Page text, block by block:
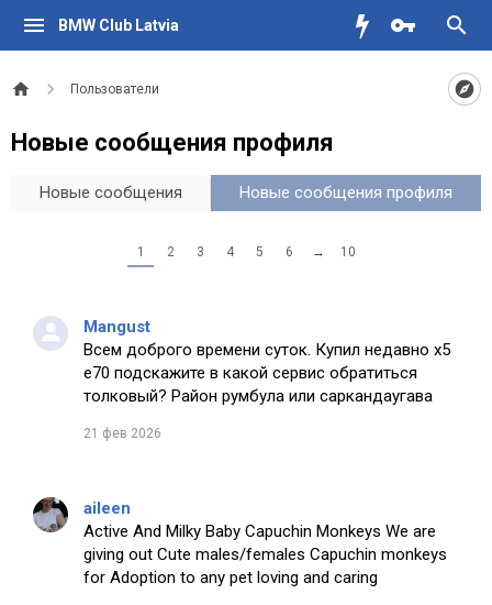
BMW Club Latvia
Пользователи
Новые сообщения профиля
Новые сообщения Новые сообщения профиля
1 2 3 4 5 6 → 10
Mangust
Всем доброго времени суток. Купил недавно х5
е70 подскажите в какой сервис обратиться
толковый? Район румбула или саркандаугава
21 фев 2026
aileen
Active And Milky Baby Capuchin Monkeys We are
giving out Cute males/females Capuchin monkeys
for Adoption to any pet loving and caring